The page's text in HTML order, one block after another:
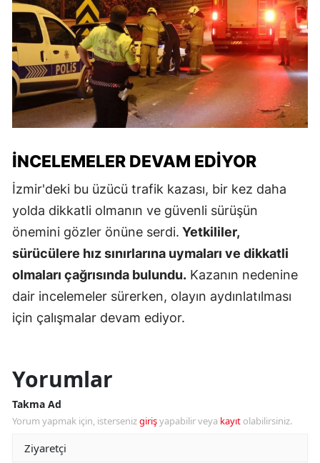
İNCELEMELER DEVAM EDIYOR
İzmir'deki bu üzücü trafik kazası, bir kez daha
yolda dikkatli olmanın ve güvenli sürüşün
önemini gözler önüne serdi. Yetkililer,
sürücülere hız sınırlarına uymaları ve dikkatli
olmaları çağrısında bulundu. Kazanın nedenine
dair incelemeler sürerken, olayın aydınlatılması
için çalışmalar devam ediyor.
Yorumlar
Takma Ad
Yorum yapmak için, istersenizgirişyapabilir veya kayıt olabilirsiniz.